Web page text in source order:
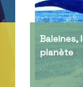
Baleines,
planète